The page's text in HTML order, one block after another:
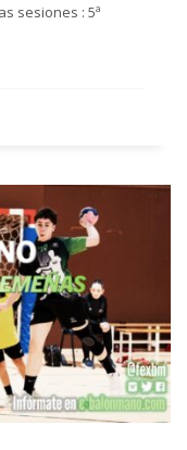
sesiones : 5ª